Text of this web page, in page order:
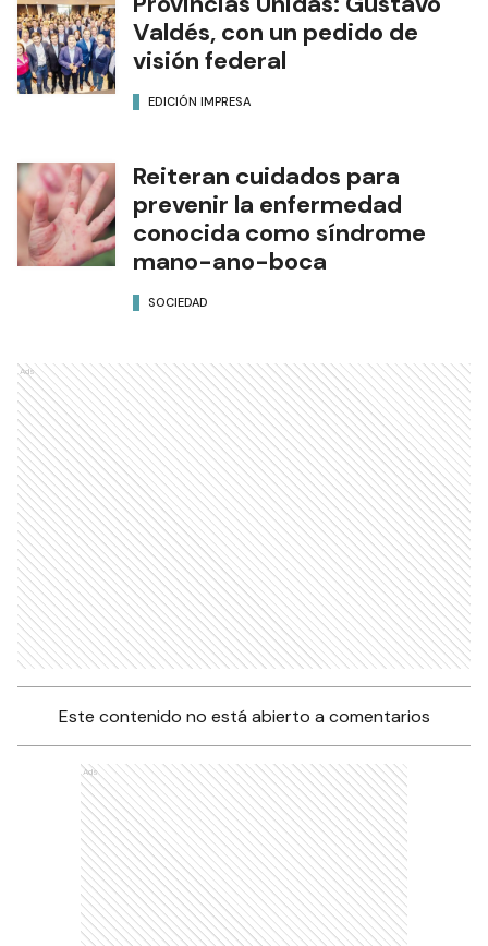
Valdés, con un pedido de
visión federal
EDICIÓN IMPRESA
Reiteran cuidados para
prevenir la enfermedad
conocida como síndrome
mano-ano-boca
SOCIEDAD
Ads
Este contenido no está abierto a comentarios
Ads